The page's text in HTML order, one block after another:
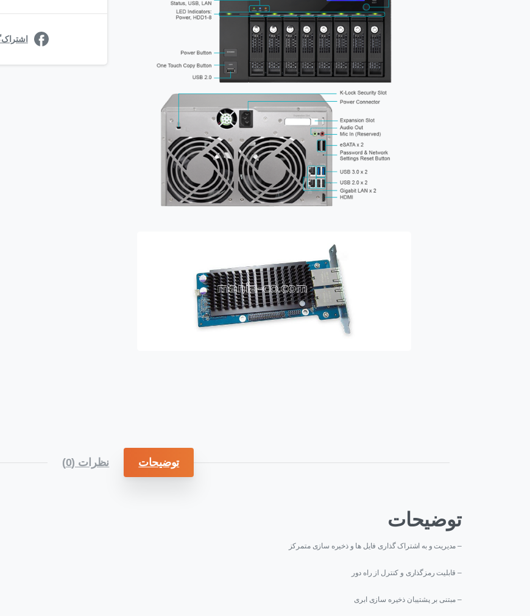
توضیحات نظرات (0)
توضیحات
– مدیریت و به اشتراک گذاری فایل ها و ذخیره سازی متمرکز
– قابلیت رمزگذاری و کنترل از راه دور
– مبتنی بر پشتیبان ذخیره سازی ابری